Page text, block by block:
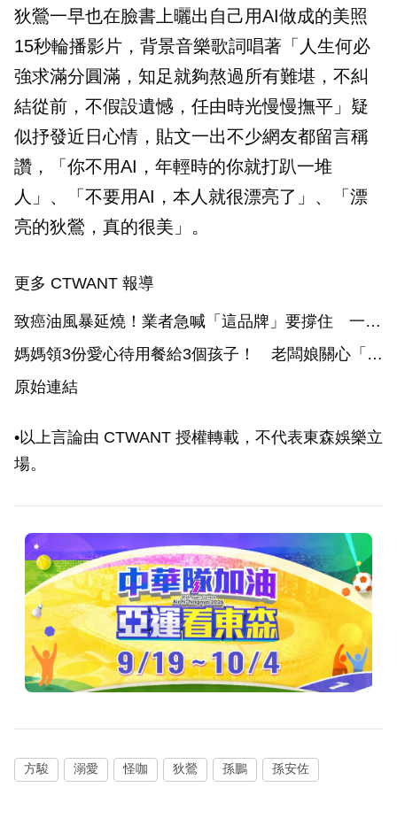
狄鶯一早也在臉書上曬出自己用AI做成的美照
15秒輪播影片，背景音樂歌詞唱著「人生何必
強求滿分圓滿，知足就夠熬過所有難堪，不糾
結從前，不假設遺憾，任由時光慢慢撫平」疑
似抒發近日心情，貼文一出不少網友都留言稱
讚，「你不用AI，年輕時的你就打趴一堆
人」、「不要用AI，本人就很漂亮了」、「漂
亮的狄鶯，真的很美」。
更多 CTWANT 報導
致癌油風暴延燒！業者急喊「這品牌」要撐住 一票
憂：外食恐沒東西吃
媽媽領3份愛心待用餐給3個孩子！ 老闆娘關心「你
不用吃嗎」她瞬間泛淚
原始連結
•以上言論由 CTWANT 授權轉載，不代表東森娛樂立
場。
方駿 溺愛 怪咖 狄鶯 孫鵬 孫安佐